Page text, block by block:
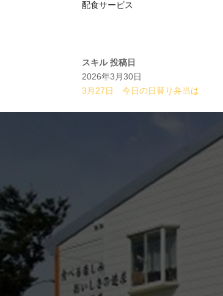
配食サービス
スキル 投稿日
2026年3月30日
3月27日 今日の日替り弁当は